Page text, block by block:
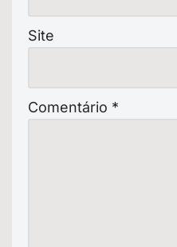
Site
Comentário *